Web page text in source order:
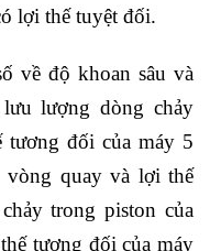
lợi thế tuyệt đối.
về độ khoan sâu và
lượng dòng chảy
đối của máy 5
vòng quay và lợi thế
trong piston của
tương đối của máy